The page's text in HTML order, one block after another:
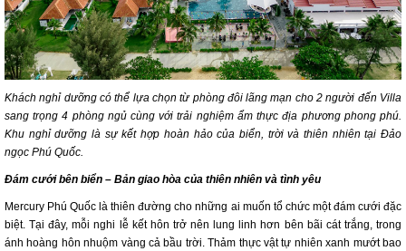
Khách nghỉ dưỡng có thể lựa chọn từ phòng đôi lãng mạn cho 2 người đến Villa
sang trọng 4 phòng ngủ cùng với trải nghiệm ẩm thực địa phương phong phú.
Khu nghỉ dưỡng là sự kết hợp hoàn hảo của biển, trời và thiên nhiên tại Đảo
ngọc Phú Quốc.
Đám cưới bên biển – Bản giao hòa của thiên nhiên và tình yêu
Mercury Phú Quốc là thiên đường cho những ai muốn tổ chức một đám cưới đặc
biệt. Tại đây, mỗi nghi lễ kết hôn trở nên lung linh hơn bên bãi cát trắng, trong
ánh hoàng hôn nhuộm vàng cả bầu trời. Thảm thực vật tự nhiên xanh mướt bao